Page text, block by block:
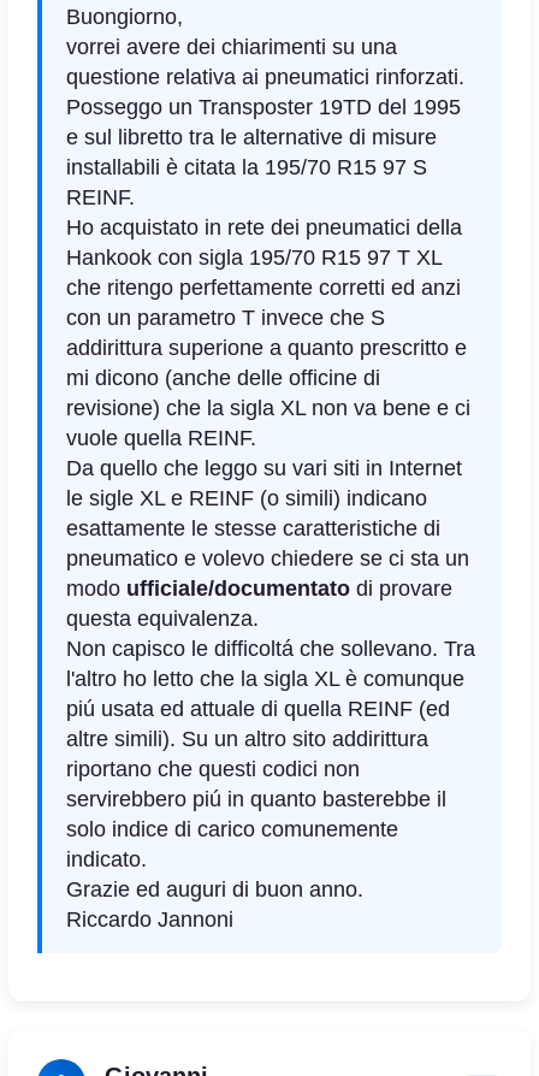
Buongiorno,
vorrei avere dei chiarimenti su una
questione relativa ai pneumatici rinforzati.
Posseggo un Transposter 19TD del 1995
e sul libretto tra le alternative di misure
installabili è citata la 195/70 R15 97 S
REINF.
Ho acquistato in rete dei pneumatici della
Hankook con sigla 195/70 R15 97 T XL
che ritengo perfettamente corretti ed anzi
con un parametro T invece che S
addirittura superione a quanto prescritto e
mi dicono (anche delle officine di
revisione) che la sigla XL non va bene e ci
vuole quella REINF.
Da quello che leggo su vari siti in Internet
le sigle XL e REINF (o simili) indicano
esattamente le stesse caratteristiche di
pneumatico e volevo chiedere se ci sta un
modo ufficiale/documentatodi provare
questa equivalenza.
Non capisco le difficoltá che sollevano. Tra
l'altro ho letto che la sigla XL è comunque
piú usata ed attuale di quella REINF (ed
altre simili). Su un altro sito addirittura
riportano che questi codici non
servirebbero piú in quanto basterebbe il
solo indice di carico comunemente
indicato.
Grazie ed auguri di buon anno.
Riccardo Jannoni